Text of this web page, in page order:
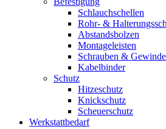
Schlauchschellen
Rohr- &
Abstandsbolzen
Montageleisten
Schrauben &
Kabelbinder
Schutz
Hitzeschutz
Knickschutz
Scheuerschutz
Werkstattbedarf